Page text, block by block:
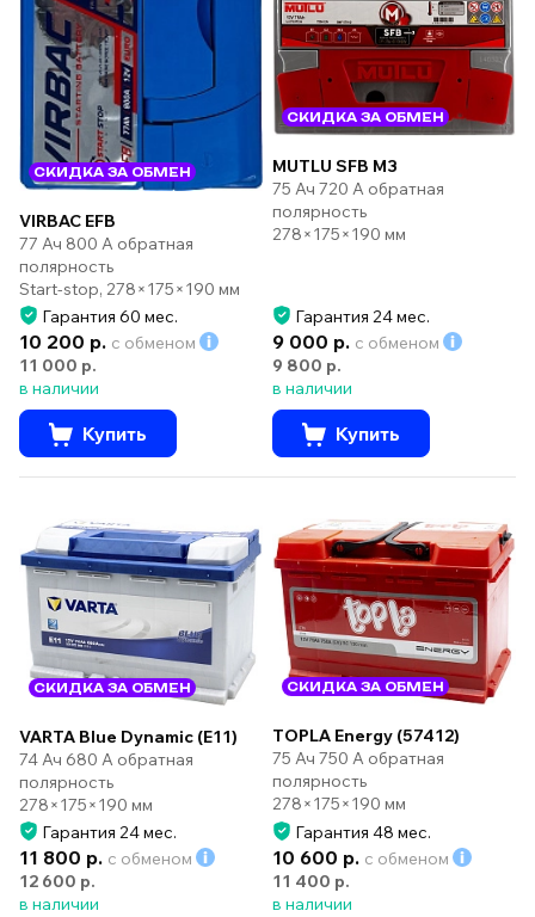
СКИДКА ЗА ОБМЕН
VIRBAC EFB
77 Ач 800 А обратная
полярность
Start-stop, 278×175×190 мм
Гарантия 60 мес.
10 200 р. с обменом
11 000 р.
в наличии
Купить
СКИДКА ЗА ОБМЕН
MUTLU SFB M3
75 Ач 720 А обратная
полярность
278×175×190 мм
Гарантия 24 мес.
9 000 р. с обменом
9 800 р.
в наличии
Купить
СКИДКА ЗА ОБМЕН
VARTA Blue Dynamic (E11)
74 Ач 680 А обратная
полярность
278×175×190 мм
Гарантия 24 мес.
11 800 р. с обменом
12 600 р.
в наличии
СКИДКА ЗА ОБМЕН
TOPLA Energy (57412)
75 Ач 750 А обратная
полярность
278×175×190 мм
Гарантия 48 мес.
10 600 р. с обменом
11 400 р.
в наличии